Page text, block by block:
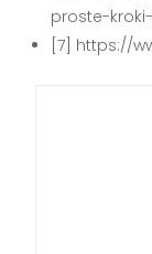
proste-
[7] https://